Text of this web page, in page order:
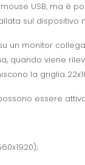
USB, ma è
sul dispositivo
un monitor
quando viene
la griglia
essere